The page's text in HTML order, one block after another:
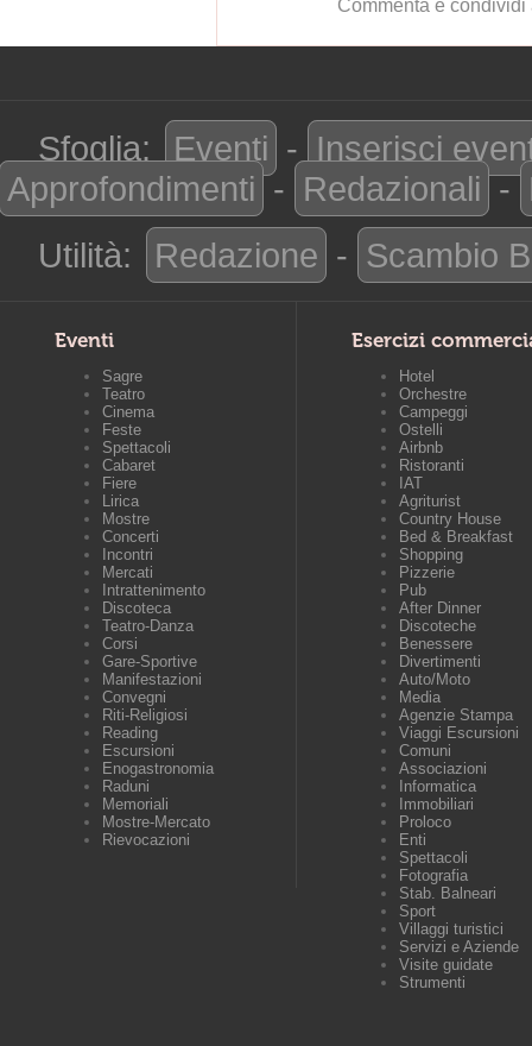
Commenta e
Sfoglia: Eventi - Inserisci
Approfondimenti - Redazionali -
Utilità:
Redazione - Scambio
Eventi
Sagre
Teatro
Cinema
Feste
Spettacoli
Cabaret
Fiere
Lirica
Mostre
Concerti
Incontri
Mercati
Intrattenimento
Discoteca
Teatro-Danza
Corsi
Gare-Sportive
Manifestazioni
Convegni
Riti-Religiosi
Reading
Escursioni
Enogastronomia
Raduni
Memoriali
Mostre-Mercato
Rievocazioni
Esercizi
Hotel
Orchestre
Campeggi
Ostelli
Airbnb
Ristoranti
IAT
Agriturist
Country House
Bed & Breakfast
Shopping
Pizzerie
Pub
After Dinner
Discoteche
Benessere
Divertimenti
Auto/Moto
Media
Agenzie Stampa
Viaggi Escursioni
Comuni
Associazioni
Informatica
Immobiliari
Proloco
Enti
Spettacoli
Fotografia
Stab. Balneari
Sport
Villaggi turistici
Servizi e Aziende
Visite guidate
Strumenti